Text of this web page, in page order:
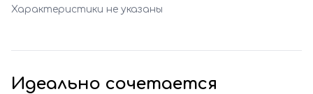
Характеристики не указаны
Идеально сочетается